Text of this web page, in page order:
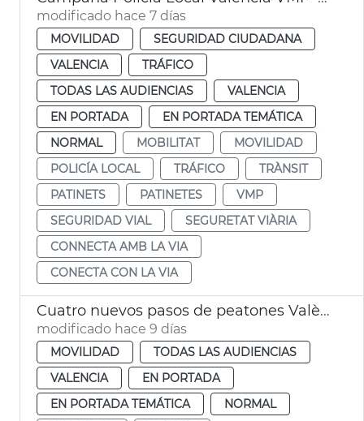
modificado hace 7 días
MOVILIDAD
SEGURIDAD CIUDADANA
VALENCIA
TRÁFICO
TODAS LAS AUDIENCIAS
VALENCIA
EN PORTADA
EN PORTADA TEMÁTICA
NORMAL
MOBILITAT
MOVILIDAD
POLICÍA LOCAL
TRÁFICO
TRÀNSIT
PATINETS
PATINETES
VMP
SEGURIDAD VIAL
SEGURETAT VIÀRIA
CONNECTA AMB LA VIA
CONECTA CON LA VIA
Cuatro nuevos pasos de peatones València
modificado hace 9 días
MOVILIDAD
TODAS LAS AUDIENCIAS
VALENCIA
EN PORTADA
EN PORTADA TEMÁTICA
NORMAL